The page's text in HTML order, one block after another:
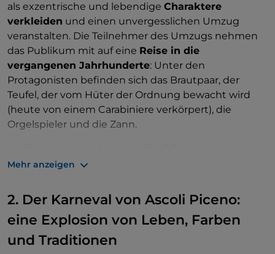
als exzentrische und lebendige Charaktere
verkleiden und einen unvergesslichen Umzug
veranstalten. Die Teilnehmer des Umzugs nehmen
das Publikum mit auf eine Reise in die
vergangenen Jahrhunderte: Unter den
Protagonisten befinden sich das Brautpaar, der
Teufel, der vom Hüter der Ordnung bewacht wird
(heute von einem Carabiniere verkörpert), die
Orgelspieler und die Zann.
Wünsche
durchdrungen ist, ein Symbol des ländlichen
Lebens in der Region Piceno. Mit ihrer rustikalen
Kleidung – weißen Handschuhen und Strümpfen,
einem Schal, der die Schultern umhüllt, und einem
Mehr anzeigen
2. Der Karneval von Ascoli Piceno:
eine Explosion von Leben, Farben
und Traditionen